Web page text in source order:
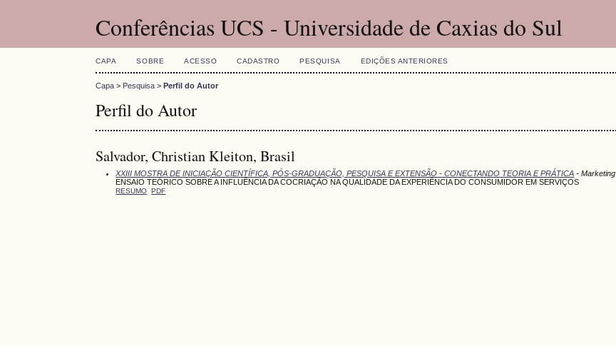
Conferências UCS - Universidade de Caxias do Sul
CAPA SOBRE ACESSO CADASTRO PESQUISA EDIÇÕES ANTERIORES
Capa > Pesquisa >Perfil do Autor
Perfil do Autor
Salvador, Christian Kleiton, Brasil
XXIII MOSTRA DE INICIAÇÃO CIENTÍFICA, PÓS-GRADUAÇÃO, PESQUISA E EXTENSÃO - CONECTANDO TEORIA E PRÁTICA - Marketing
ENSAIO TEÓRICO SOBRE A INFLUÊNCIA DA COCRIAÇÃO NA QUALIDADE DA EXPERIÊNCIA DO CONSUMIDOR EM SERVIÇOS
RESUMO PDF